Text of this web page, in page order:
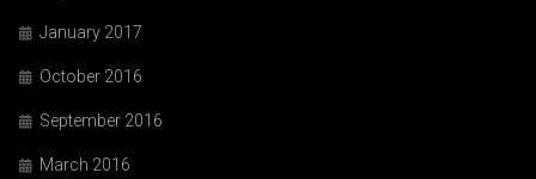
January 2017
October 2016
September 2016
March 2016